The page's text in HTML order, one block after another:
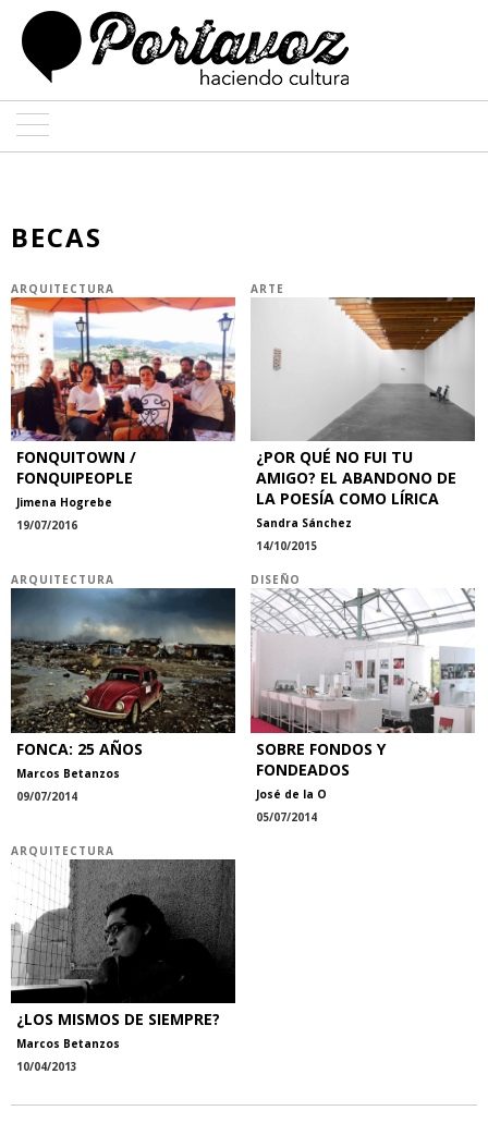
ENTREVISTAS
COLABORADORES
BECAS
ARQUITECTURA
FONQUITOWN /
FONQUIPEOPLE
Jimena Hogrebe
19/07/2016
ARTE
¿POR QUÉ NO FUI TU
AMIGO? EL ABANDONO DE
LA POESÍA COMO LÍRICA
Sandra Sánchez
14/10/2015
ARQUITECTURA
FONCA: 25 AÑOS
Marcos Betanzos
09/07/2014
DISEÑO
SOBRE FONDOS Y
FONDEADOS
José de la O
05/07/2014
ARQUITECTURA
¿LOS MISMOS DE SIEMPRE?
Marcos Betanzos
10/04/2013